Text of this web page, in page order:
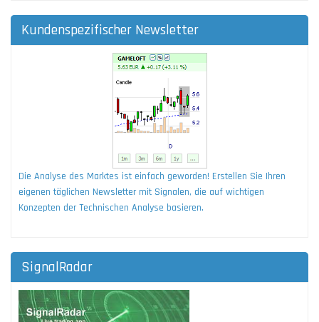
Kundenspezifischer Newsletter
Die Analyse des Marktes ist einfach geworden! Erstellen Sie Ihren
eigenen täglichen Newsletter mit Signalen, die auf wichtigen
Konzepten der Technischen Analyse basieren.
SignalRadar